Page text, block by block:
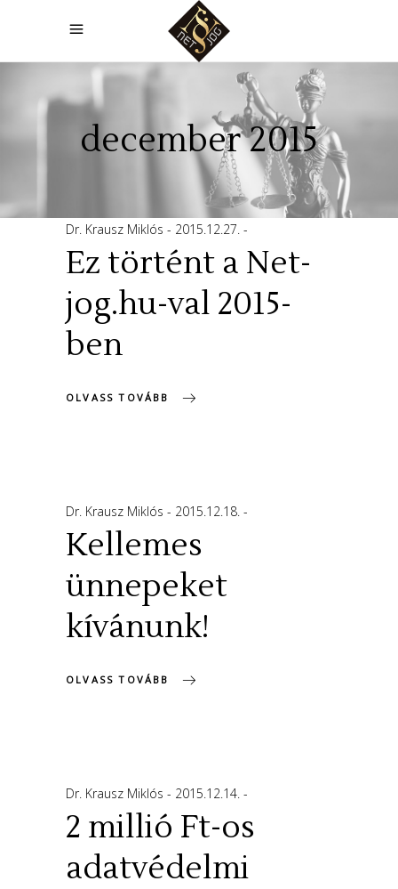
december 2015
Dr. Krausz Miklós 2015.12.27.
Ez történt a Net-
jog.hu-val 2015-
ben
OLVASS TOVÁBB
Dr. Krausz Miklós 2015.12.18.
Kellemes
ünnepeket
kívánunk!
OLVASS TOVÁBB
Dr. Krausz Miklós 2015.12.14.
2 millió Ft-os
adatvédelmi